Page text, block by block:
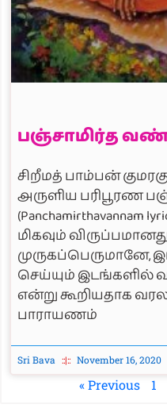
பஞ்சாமிர்த
சிறீமத் பாம்பன்
அருளிய பரிபூரண
(Panchamirthavannam
மிகவும்
செய்யும் இடங்களில்
என்று கூறியதாக
பாராயணம்
Sri Bava November 16, 2020
« Previous 1